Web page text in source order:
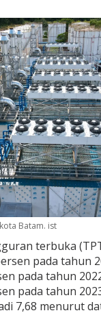
Batam. ist
terbuka
pada tahun
pada tahun
pada tahun
7,68 menurut